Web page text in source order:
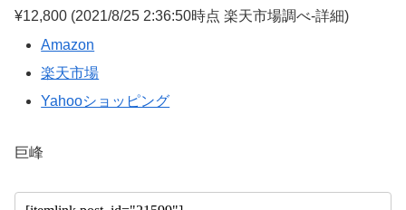
¥12,800 (2021/8/25 2:36:50時点 楽天市場調べ-詳細)
Amazon
楽天市場
Yahooショッピング
巨峰